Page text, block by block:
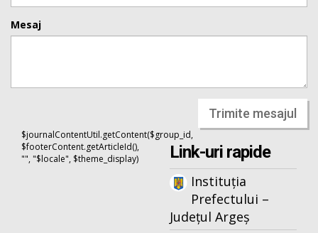
Mesaj
Trimite mesajul
$journalContentUtil.getContent($group_id,
$footerContent.getArticleId(),
"", "$locale", $theme_display)
Link-uri rapide
Instituția
Prefectului –
Județul Argeș